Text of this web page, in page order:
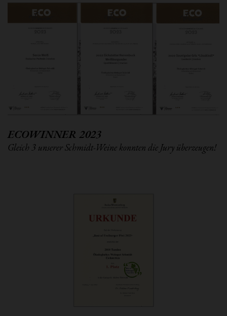
ECOWINNER 2023
Gleich 3 unserer Schmidt-Weine konnten die Jury überzeugen!